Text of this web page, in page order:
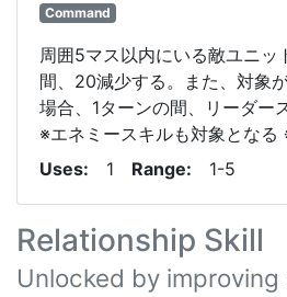
Command
周囲5マス以内にいる敵ユニッ
間、20減少する。また、対象
場合、1ターンの間、リーダー
※エネミースキルも対象となる
Uses
1 Range 1-5
Relationship Skill
Unlocked by